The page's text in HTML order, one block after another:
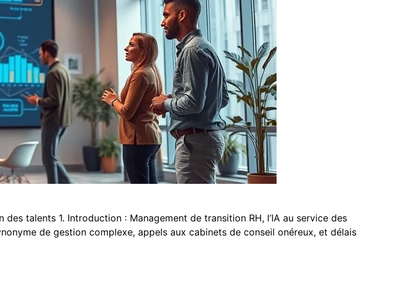
talents 1. Introduction : Management de transition RH, l’IA au service des
de gestion complexe, appels aux cabinets de conseil onéreux, et délais